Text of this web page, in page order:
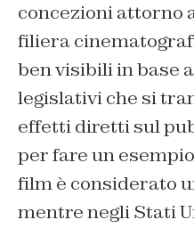
concezioni attorno
filiera
ben visibili in base
legislativi che si
effetti diretti sul
per fare un
film è considerato
mentre negli Stati